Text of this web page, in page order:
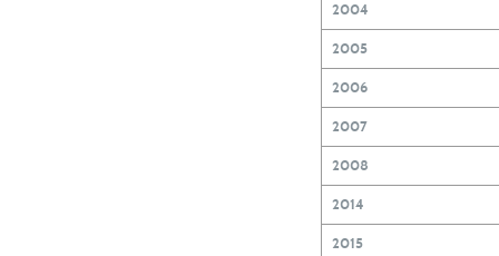
2004
2005
2006
2007
2008
2014
2015